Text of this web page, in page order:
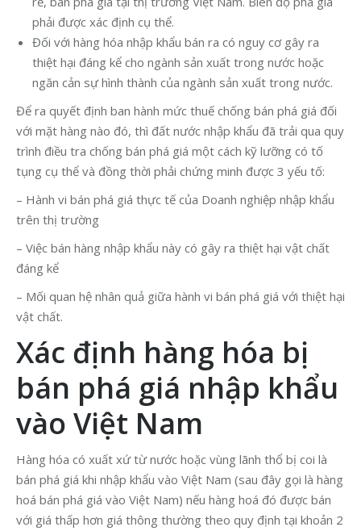
phải được xác định cụ thể.
Đối với hàng hóa nhập khẩu bán ra có nguy cơ gây ra
thiệt hại đáng kể cho ngành sản xuất trong nước hoặc
ngăn cản sự hình thành của ngành sản xuất trong nước.
Để ra quyết định ban hành mức thuế chống bán phá giá đối
với mặt hàng nào đó, thì đất nước nhập khẩu đã trải qua quy
trình điều tra chống bán phá giá một cách kỹ lưỡng có tố
tụng cụ thể và đồng thời phải chứng minh được 3 yếu tố:
– Hành vi bán phá giá thực tế của Doanh nghiệp nhập khẩu
trên thị trường
– Việc bán hàng nhập khẩu này có gây ra thiệt hại vật chất
đáng kể
– Mối quan hệ nhân quả giữa hành vi bán phá giá với thiệt hại
vật chất.
Xác định hàng hóa bị
bán phá giá nhập khẩu
vào Việt Nam
Hàng hóa có xuất xứ từ nước hoặc vùng lãnh thổ bị coi là
bán phá giá khi nhập khẩu vào Việt Nam (sau đây gọi là hàng
hoá bán phá giá vào Việt Nam) nếu hàng hoá đó được bán
với giá thấp hơn giá thông thường theo quy định tại khoản 2